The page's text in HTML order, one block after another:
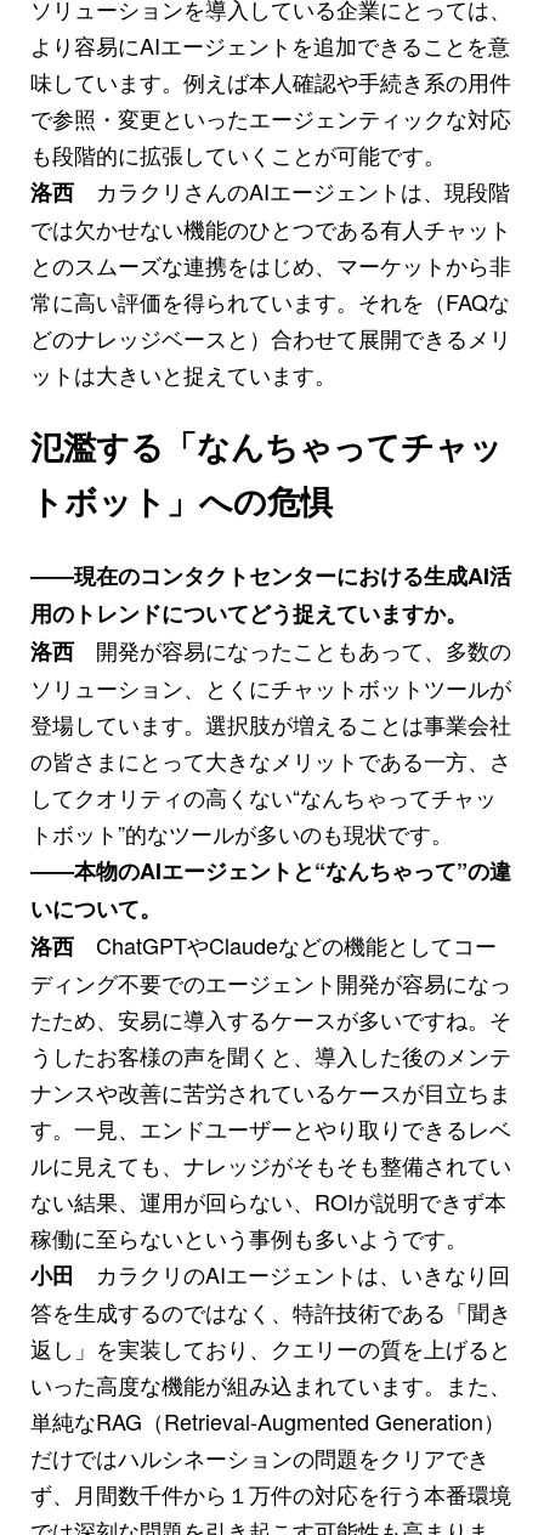
ソリューションを導入している企業にとっては、
より容易にAIエージェントを追加できることを意
味しています。例えば本人確認や手続き系の用件
で参照・変更といったエージェンティックな対応
も段階的に拡張していくことが可能です。
洛西 カラクリさんのAIエージェントは、現段階
では欠かせない機能のひとつである有人チャット
とのスムーズな連携をはじめ、マーケットから非
常に高い評価を得られています。それを（FAQな
どのナレッジベースと）合わせて展開できるメリ
ットは大きいと捉えています。
氾濫する「なんちゃってチャッ
トボット」への危惧
――現在のコンタクトセンターにおける生成AI活
用のトレンドについてどう捉えていますか。
洛西 開発が容易になったこともあって、多数の
ソリューション、とくにチャットボットツールが
登場しています。選択肢が増えることは事業会社
の皆さまにとって大きなメリットである一方、さ
してクオリティの高くない“なんちゃってチャッ
トボット”的なツールが多いのも現状です。
――本物のAIエージェントと“なんちゃって”の違
いについて。
洛西 ChatGPTやClaudeなどの機能としてコー
ディング不要でのエージェント開発が容易になっ
たため、安易に導入するケースが多いですね。そ
うしたお客様の声を聞くと、導入した後のメンテ
ナンスや改善に苦労されているケースが目立ちま
す。一見、エンドユーザーとやり取りできるレベ
ルに見えても、ナレッジがそもそも整備されてい
ない結果、運用が回らない、ROIが説明できず本
稼働に至らないという事例も多いようです。
小田 カラクリのAIエージェントは、いきなり回
答を生成するのではなく、特許技術である「聞き
返し」を実装しており、クエリーの質を上げると
いった高度な機能が組み込まれています。また、
単純なRAG（Retrieval-Augmented Generation）
だけではハルシネーションの問題をクリアでき
ず、月間数千件から１万件の対応を行う本番環境